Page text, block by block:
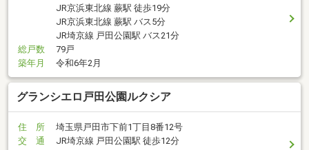
JR京浜東北線 蕨駅 徒歩19分
JR京浜東北線 蕨駅 バス5分
JR埼京線 戸田公園駅 バス21分
総戸数
79戸
築年月
令和6年2月
グランシエロ戸田公園ルクシア
住 所
埼玉県戸田市下前1丁目8番12号
交 通
JR埼京線 戸田公園駅 徒歩12分